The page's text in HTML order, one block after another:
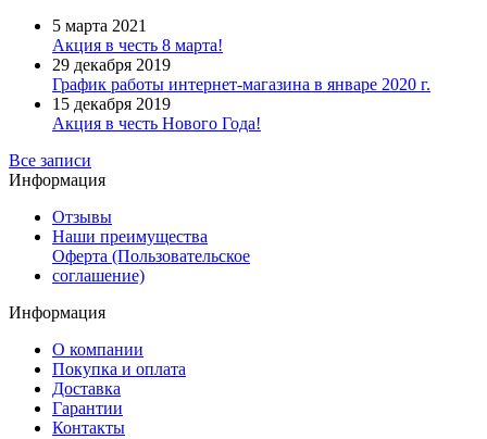
5 марта 2021
Акция в честь 8 марта!
29 декабря 2019
График работы интернет-магазина в январе 2020 г.
15 декабря 2019
Акция в честь Нового Года!
Все записи
Информация
Отзывы
Наши преимущества
Оферта (Пользовательское
соглашение)
Информация
О компании
Покупка и оплата
Доставка
Гарантии
Контакты